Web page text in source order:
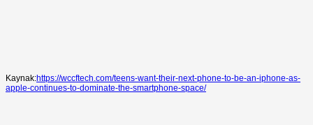
Kaynak:https://wccftech.com/teens-want-their-next-phone-to-be-an-iphone-as-
apple-continues-to-dominate-the-smartphone-space/